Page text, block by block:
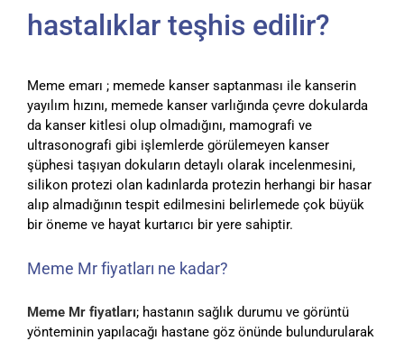
hastalıklar teşhis edilir?
Meme emarı ; memede kanser saptanması ile kanserin
yayılım hızını, memede kanser varlığında çevre dokularda
da kanser kitlesi olup olmadığını, mamografi ve
ultrasonografi gibi işlemlerde görülemeyen kanser
şüphesi taşıyan dokuların detaylı olarak incelenmesini,
silikon protezi olan kadınlarda protezin herhangi bir hasar
alıp almadığının tespit edilmesini belirlemede çok büyük
bir öneme ve hayat kurtarıcı bir yere sahiptir.
Meme Mr fiyatları ne kadar?
Meme Mr fiyatları; hastanın sağlık durumu ve görüntü
yönteminin yapılacağı hastane göz önünde bulundurularak